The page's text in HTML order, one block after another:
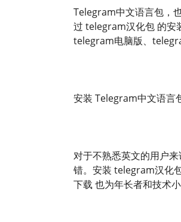
Telegram中文语言包，
过 telegram汉化包 的安
telegram电脑版、
安装 Telegram中文语言
对于不熟悉英文的用户
错。安装 telegram汉化
下载 也为年长者和技术